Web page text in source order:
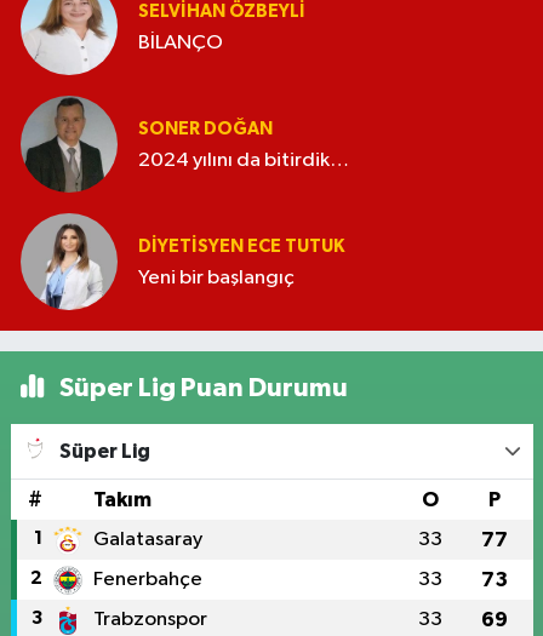
SELVIHAN ÖZBEYLI
BİLANÇO
SONER DOĞAN
2024 yılını da bitirdik…
DIYETISYEN ECE TUTUK
Yeni bir başlangıç
Süper Lig Puan Durumu
Süper Lig
# Takım O P
1 Galatasaray 33 77
2 Fenerbahçe 33 73
3 Trabzonspor 33 69